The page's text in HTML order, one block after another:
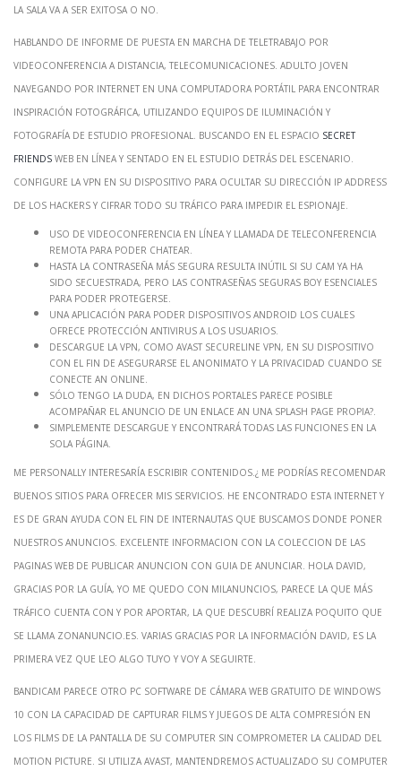
la sala va a ser exitosa o no.
Hablando de informe de puesta en marcha de teletrabajo por
videoconferencia a distancia, telecomunicaciones. Adulto joven
navegando por internet en una computadora portátil para encontrar
inspiración fotográfica, utilizando equipos de iluminación y
fotografía de estudio profesional. Buscando en el espacio Secret
Friendsweb en línea y sentado en el estudio detrás del escenario.
Configure la VPN en su dispositivo para ocultar su dirección ip address
de los hackers y cifrar todo su tráfico para impedir el espionaje.
Uso de videoconferencia en línea y llamada de teleconferencia
remota para poder chatear.
Hasta la contraseña más segura resulta inútil si su cam ya ha
sido secuestrada, pero las contraseñas seguras boy esenciales
para poder protegerse.
Una aplicación para poder dispositivos Android los cuales
ofrece protección antivirus a los usuarios.
Descargue la VPN, como Avast SecureLine VPN, en su dispositivo
con el fin de asegurarse el anonimato y la privacidad cuando se
conecte an online.
Sólo tengo la duda, en dichos portales parece posible
acompañar el anuncio de un enlace an una splash page propia?.
Simplemente descargue y encontrará todas las funciones en la
sola página.
Me personally interesaría escribir contenidos.¿ Me podrías recomendar
buenos sitios para ofrecer mis servicios. He encontrado esta internet y
es de gran ayuda con el fin de internautas que buscamos donde poner
nuestros anuncios. Excelente informacion con la coleccion de las
paginas web de publicar anuncion con guia de anunciar. Hola David,
gracias por la guía, yo me quedo con milanuncios, parece la que más
tráfico cuenta con y por aportar, la que descubrí realiza poquito que
se llama zonanuncio.es. Varias gracias por la información David, es la
primera vez que leo algo tuyo y voy a seguirte.
BandiCam parece otro pc software de cámara web gratuito de Windows
10 con la capacidad de capturar films y juegos de alta compresión en
los films de la pantalla de su Computer sin comprometer la calidad del
motion picture. Si utiliza Avast, mantendremos actualizado su computer